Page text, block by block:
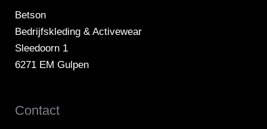
Betson
Bedrijfskleding & Activewear
Sleedoorn 1
6271 EM Gulpen
Contact